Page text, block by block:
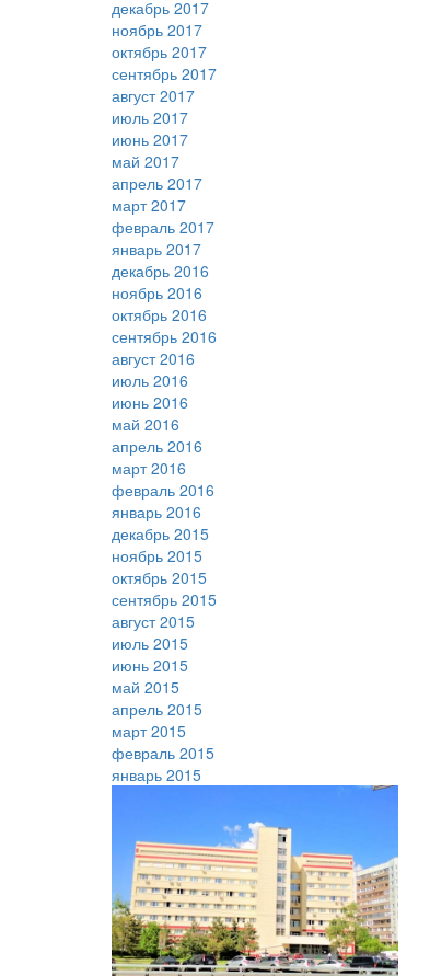
декабрь 2017
ноябрь 2017
октябрь 2017
сентябрь 2017
август 2017
июль 2017
июнь 2017
май 2017
апрель 2017
март 2017
февраль 2017
январь 2017
декабрь 2016
ноябрь 2016
октябрь 2016
сентябрь 2016
август 2016
июль 2016
июнь 2016
май 2016
апрель 2016
март 2016
февраль 2016
январь 2016
декабрь 2015
ноябрь 2015
октябрь 2015
сентябрь 2015
август 2015
июль 2015
июнь 2015
май 2015
апрель 2015
март 2015
февраль 2015
январь 2015